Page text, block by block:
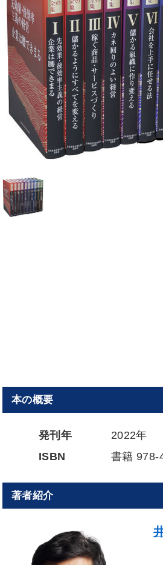
本の概要
発刊年
2022年
ISBN
書籍 978-
著者紹介